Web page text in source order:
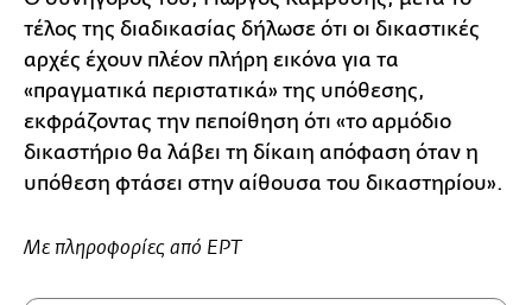
τέλος της διαδικασίας δήλωσε ότι οι δικαστικές
αρχές έχουν πλέον πλήρη εικόνα για τα
«πραγματικά περιστατικά» της υπόθεσης,
εκφράζοντας την πεποίθηση ότι «το αρμόδιο
δικαστήριο θα λάβει τη δίκαιη απόφαση όταν η
υπόθεση φτάσει στην αίθουσα του δικαστηρίου».
Με πληροφορίες από ΕΡΤ